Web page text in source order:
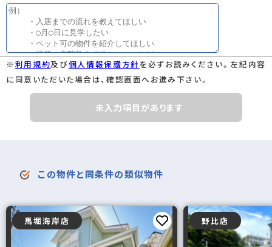
※ 利用規約及び個人情報保護方針を必ずお読みください。左記内容
に同意いただいた場合は、確認画面へお進み下さい。
未入力項目があります
この物件と同条件の類似物件
馬堀海岸店 野比店